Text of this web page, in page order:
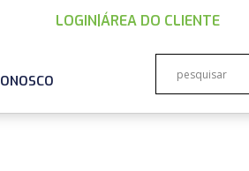
LOGIN |ÁREA DO CLIENTE